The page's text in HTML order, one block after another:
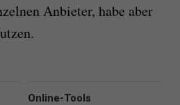
Anbieter, habe aber
Online-Tools